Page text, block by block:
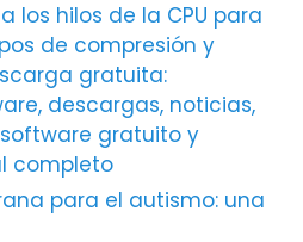
los hilos de la CPU para
de compresión y
gratuita:
descargas, noticias,
gratuito y
completo
para el autismo: una